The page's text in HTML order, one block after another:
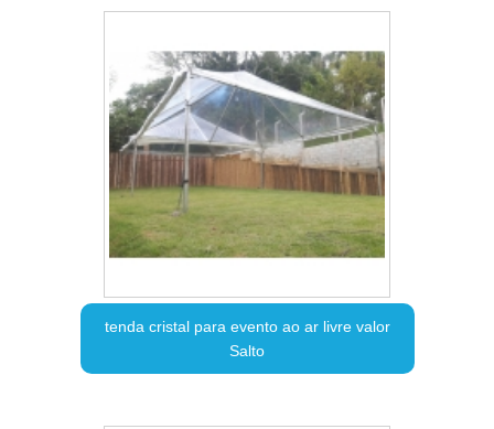
tenda cristal para evento ao ar livre valor
Salto